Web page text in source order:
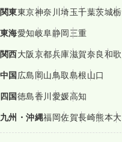
関東東京神奈川埼玉千葉茨城
東海愛知岐阜静岡三重
関西大阪京都兵庫滋賀奈良和
中国広島岡山鳥取島根山口
四国徳島香川愛媛高知
九州・沖縄福岡佐賀長崎熊本